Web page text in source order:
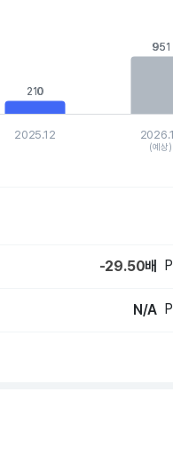
values. Data ranges
210
210
951
951
2025.12
(예상)
-29.50배
N/A